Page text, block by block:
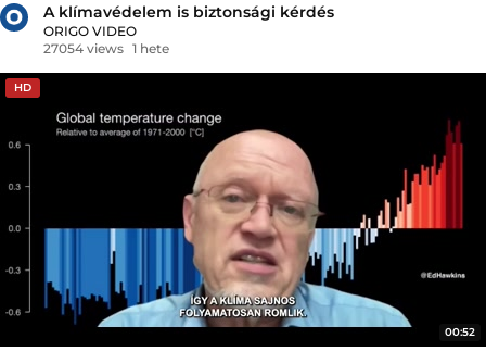
A klímavédelem is biztonsági kérdés
ORIGO VIDEO
27054 views 1 hete
HD
00:52